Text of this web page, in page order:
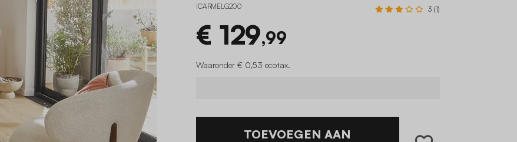
ICARMELG200 3 (1)
€ 129,99
Waaronder € 0,53 ecotax.
TOEVOEGEN AAN